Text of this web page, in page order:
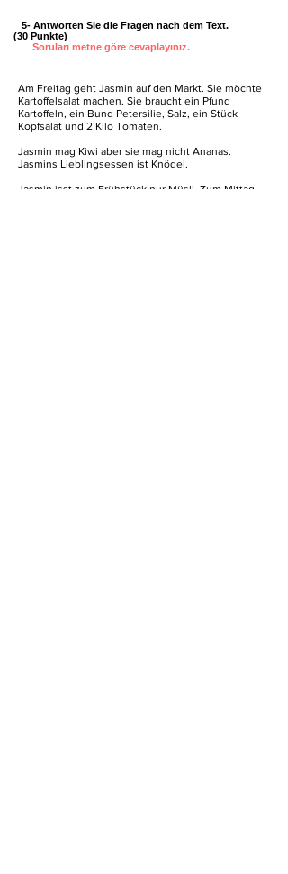
5- Antworten Sie die Fragen nach dem Text.
(30 Punkte)
Soruları metne göre cevaplayınız.
Am Freitag geht Jasmin auf den Markt. Sie möchte
Kartoffelsalat machen. Sie braucht ein Pfund
Kartoffeln, ein Bund Petersilie, Salz, ein Stück
Kopfsalat und 2 Kilo Tomaten.
Jasmin mag Kiwi aber sie mag nicht Ananas.
Jasmins Lieblingsessen ist Knödel.
Jasmin isst zum Frühstück nur Müsli. Zum Mittag